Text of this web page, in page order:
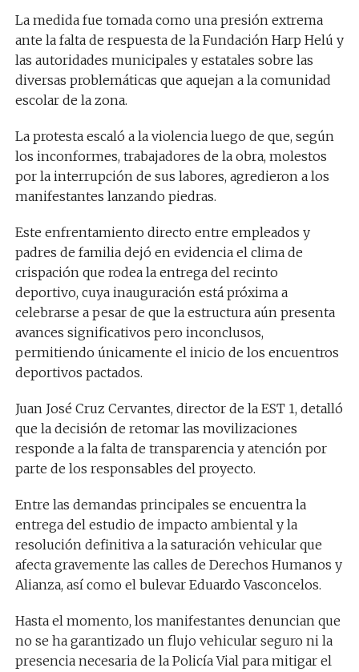
La medida fue tomada como una presión extrema
ante la falta de respuesta de la Fundación Harp Helú y
las autoridades municipales y estatales sobre las
diversas problemáticas que aquejan a la comunidad
escolar de la zona.
La protesta escaló a la violencia luego de que, según
los inconformes, trabajadores de la obra, molestos
por la interrupción de sus labores, agredieron a los
manifestantes lanzando piedras.
Este enfrentamiento directo entre empleados y
padres de familia dejó en evidencia el clima de
crispación que rodea la entrega del recinto
deportivo, cuya inauguración está próxima a
celebrarse a pesar de que la estructura aún presenta
avances significativos pero inconclusos,
permitiendo únicamente el inicio de los encuentros
deportivos pactados.
Juan José Cruz Cervantes, director de la EST 1, detalló
que la decisión de retomar las movilizaciones
responde a la falta de transparencia y atención por
parte de los responsables del proyecto.
Entre las demandas principales se encuentra la
entrega del estudio de impacto ambiental y la
resolución definitiva a la saturación vehicular que
afecta gravemente las calles de Derechos Humanos y
Alianza, así como el bulevar Eduardo Vasconcelos.
Hasta el momento, los manifestantes denuncian que
no se ha garantizado un flujo vehicular seguro ni la
presencia necesaria de la Policía Vial para mitigar el